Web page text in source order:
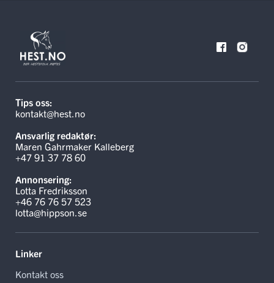
Tips oss:
kontakt@hest.no
Ansvarlig redaktør:
Maren Gahrmaker Kalleberg
+47 91 37 78 60
Annonsering:
Lotta Fredriksson
+46 76 76 57 523
lotta@hippson.se
Linker
Kontakt oss